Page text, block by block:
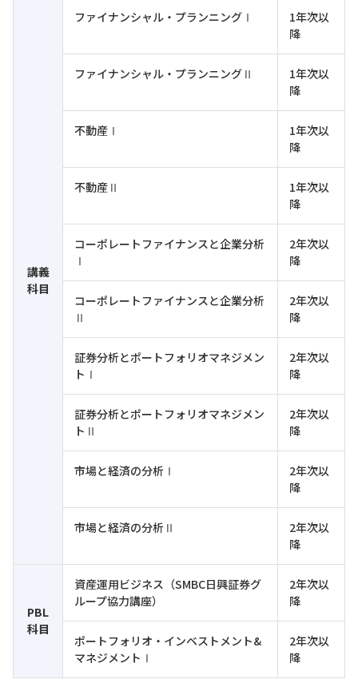
講義
科目
ファイナンシャル・プランニングⅠ
1年次以
降
ファイナンシャル・プランニングⅡ
1年次以
降
不動産Ⅰ
1年次以
降
不動産Ⅱ
1年次以
降
コーポレートファイナンスと企業分析
Ⅰ
2年次以
降
コーポレートファイナンスと企業分析
Ⅱ
2年次以
降
証券分析とポートフォリオマネジメン
トⅠ
2年次以
降
証券分析とポートフォリオマネジメン
トⅡ
2年次以
降
市場と経済の分析Ⅰ
2年次以
降
市場と経済の分析Ⅱ
2年次以
降
PBL
科目
資産運用ビジネス（SMBC日興証券グ
ループ協力講座）
2年次以
降
ポートフォリオ・インベストメント&
マネジメントⅠ
2年次以
降